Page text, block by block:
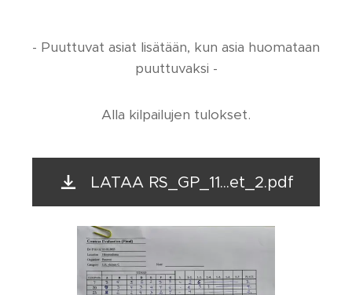
- Puuttuvat asiat lisätään, kun asia huomataan
puuttuvaksi -
Alla kilpailujen tulokset.
LATAA RS_GP_11...et_2.pdf